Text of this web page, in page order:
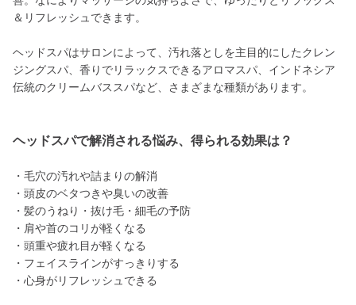
＆リフレッシュできます。
ヘッドスパはサロンによって、汚れ落としを主目的にしたクレン
ジングスパ、香りでリラックスできるアロマスパ、インドネシア
伝統のクリームバススパなど、さまざまな種類があります。
ヘッドスパで解消される悩み、得られる効果は？
・毛穴の汚れや詰まりの解消
・頭皮のベタつきや臭いの改善
・髪のうねり・抜け毛・細毛の予防
・肩や首のコリが軽くなる
・頭重や疲れ目が軽くなる
・フェイスラインがすっきりする
・心身がリフレッシュできる